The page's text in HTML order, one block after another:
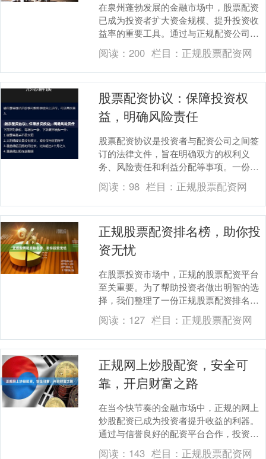
在泉州蓬勃发展的金融市场中，股票配资
已成为投资者扩大资金规模、提升投资收
益率的重要工具。通过与正规配资公司合
作，投资者可以获得杠杆资金，从而放大
投资本金，增加获....
阅读：200 栏目： 正规股票配资网
股票配资协议：保障投资权
益，明确风险责任
股票配资协议是投资者与配资公司之间签
订的法律文件，旨在明确双方的权利义
务、风险责任和利益分配等事项。一份完
善的股票配资协议对于保障投资者的权益
和明确风险责任至关....
阅读：98 栏目： 正规股票配资网
正规股票配资排名榜，助你投
资无忧
在股票投资市场中，正规的股票配资平台
至关重要。为了帮助投资者做出明智的选
择，我们整理了一份正规股票配资排名
榜，为您提供可靠的投资保障。 **排名榜
标准：** *....
阅读： 127 栏目： 正规股票配资网
正规网上炒股配资，安全可
靠，开启财富之路
在当今快节奏的金融市场中，正规的网上
炒股配资已成为投资者提升收益的利器。
通过与信誉良好的配资平台合作，投资者
可以放大自己的资金，从而获得更高的投
阅读： 143 栏目： 正规股票配资网